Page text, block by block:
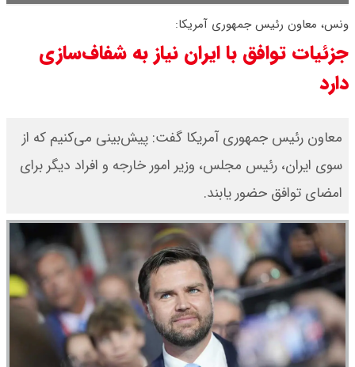
گرفت
قیمت دینار عراق امروز دوشنبه ۱۹
قیمت دلار توافقی امروز دوشنبه ۱۹
مرداد ۱۴۰۵ اعلام شد/ دلار در قله
تاریخی
قیمت طلا و سکه امروز دوشنبه ۱۹
مرداد ۱۴۰۵ / قیمت سکه امامی چند؟
+ جدول
ونس، معاون رئیس جمهوری آمریکا:
جزئیات توافق با ایران نیاز به شفاف‌سازی
دارد
معاون رئیس جمهوری آمریکا گفت: پیش‌بینی می‌کنیم که از
سوی ایران، رئیس مجلس، وزیر امور خارجه و افراد دیگر برای
امضای توافق حضور یابند.